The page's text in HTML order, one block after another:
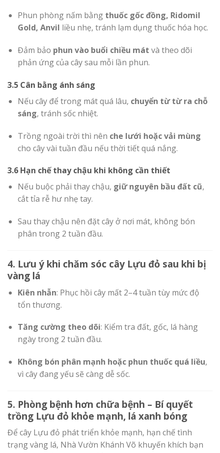
Phun phòng nấm bằng thuốc gốc đồng, Ridomil
Gold, Anvil liều nhẹ, tránh lạm dụng thuốc hóa học.
Đảm bảo phun vào buổi chiều mát và theo dõi
phản ứng của cây sau mỗi lần phun.
3.5 Cân bằng ánh sáng
Nếu cây để trong mát quá lâu, chuyển từ từ ra chỗ
sáng, tránh sốc nhiệt.
Trồng ngoài trời thì nên che lưới hoặc vải mùng
cho cây vài tuần đầu nếu thời tiết quá nắng.
3.6 Hạn chế thay chậu khi không cần thiết
Nếu buộc phải thay chậu, giữ nguyên bầu đất cũ,
cắt tỉa rễ hư nhẹ tay.
Sau thay chậu nên đặt cây ở nơi mát, không bón
phân trong 2 tuần đầu.
4. Lưu ý khi chăm sóc cây Lựu đỏ sau khi bị
vàng lá
Kiên nhẫn: Phục hồi cây mất 2–4 tuần tùy mức độ
tổn thương.
Tăng cường theo dõi: Kiểm tra đất, gốc, lá hàng
ngày trong 2 tuần đầu.
Không bón phân mạnh hoặc phun thuốc quá liều,
vì cây đang yếu sẽ càng dễ sốc.
5. Phòng bệnh hơn chữa bệnh – Bí quyết
trồng Lựu đỏ khỏe mạnh, lá xanh bóng
Để cây Lựu đỏ phát triển khỏe mạnh, hạn chế tình
trạng vàng lá, Nhà Vườn Khánh Võ khuyến khích bạn